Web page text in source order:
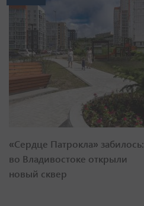
«Сердце Патрокла» забилось:
во Владивостоке открыли
новый сквер